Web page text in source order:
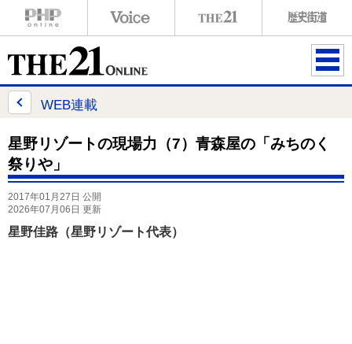
ME
WEB連載
星野リゾートの現場力（7）青森屋の「みちのく
祭りや」
2017年01月27日 公開
2026年07月06日 更新
星野佳路（星野リゾート代表）